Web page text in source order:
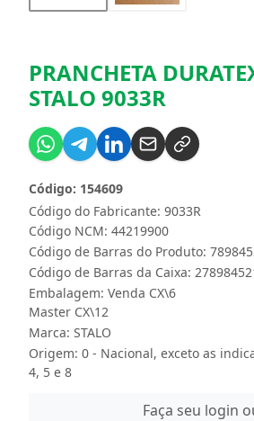
PRANCHETA
STALO 9033R
Código do Fabricante: 9033R
Código: 154609
Código NCM: 44219900
Código de Barras do Produto:
Código de Barras da Caixa:
Embalagem: Venda CX\6
Master CX\12
Marca: STALO
Origem: 0 - Nacional, exceto as
4, 5 e 8
Faça seu login